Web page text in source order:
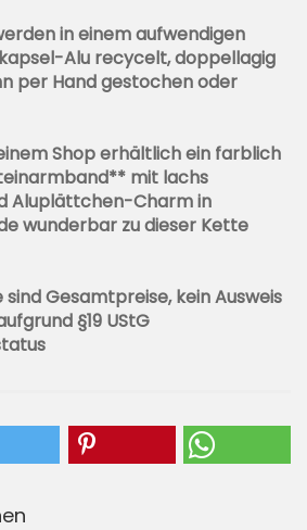
in einem aufwendigen
Alu recycelt, doppellagig
per Hand gestochen oder
Shop erhältlich ein farblich
mit lachs
Aluplättchen-Charm in
wunderbar zu dieser Kette
Gesamtpreise, kein Ausweis
§19 UStG